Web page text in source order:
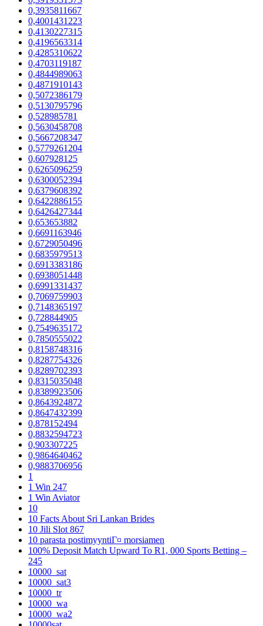
0,3935811667
0,4001431223
0,4130227315
0,4196563314
0,4285310622
0,4703119187
0,4844989063
0,4871910143
0,5072386179
0,5130795796
0,528985781
0,5630458708
0,5667208347
0,5779261204
0,607928125
0,6265096259
0,6300052394
0,6379608392
0,6422886155
0,6426427344
0,653653882
0,6691163946
0,6729050496
0,6835979513
0,6913383186
0,6938051448
0,6991331437
0,7069759903
0,7148365197
0,728844905
0,7549635172
0,7850555022
0,8158748316
0,8287754326
0,8289702393
0,8315035048
0,8389923506
0,8643924872
0,8647432399
0,878152494
0,8832594723
0,903307225
0,9864640462
0,9883706956
1
1 Win 247
1 Win Aviator
10
10 Facts About Sri Lankan Brides
10 Jili Slot 867
10 parasta postimyyntiГ¤ morsiamen
100% Deposit Match Upward To R1, 000 Sports Betting –
245
10000_sat
10000_sat3
10000_tr
10000_wa
10000_wa2